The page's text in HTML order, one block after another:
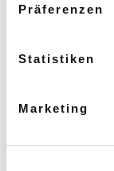
Präferenzen
Statistiken
Marketing